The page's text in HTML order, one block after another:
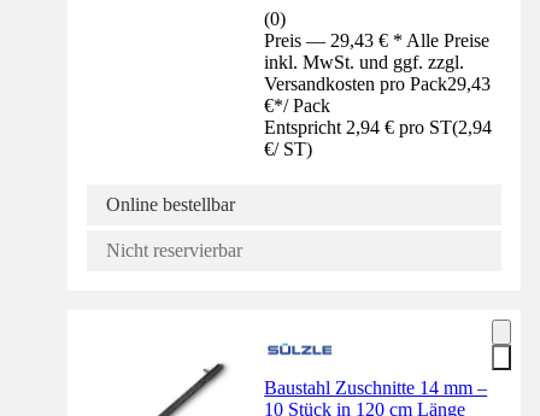
(0)
Preis — 29,43 € * Alle Preise
inkl. MwSt. und ggf. zzgl.
Versandkosten pro Pack29,43
€*/ Pack
Entspricht 2,94 € pro ST(2,94
€/ ST)
Online bestellbar
Nicht reservierbar
Baustahl Zuschnitte 14 mm –
10 Stück in 120 cm Länge